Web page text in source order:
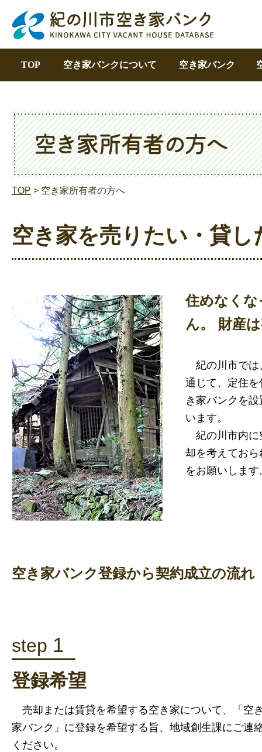
TOP 空き家バンクについて 空き家バンク
TOP > 空き家所有者の方へ
空き家を売りたい・貸し
住めなく
ん。 財産
紀の川市では
通じて、定住
き家バンクを
います。
紀の川市内に
却を考えてお
をお願いします
空き家バンク登録から契約成立の流れ
step 1
登録希望
売却または賃貸を希望する空き家について、「空
家バンク」に登録を希望する旨、地域創生課にご連
ください。